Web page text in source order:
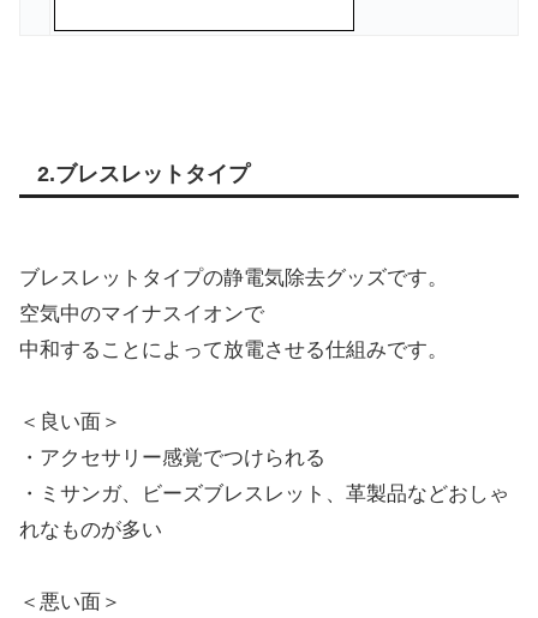
2.ブレスレットタイプ
ブレスレットタイプの静電気除去グッズです。
空気中のマイナスイオンで
中和することによって放電させる仕組みです。
＜良い面＞
・アクセサリー感覚でつけられる
・ミサンガ、ビーズブレスレット、革製品などおしゃ
れなものが多い
＜悪い面＞